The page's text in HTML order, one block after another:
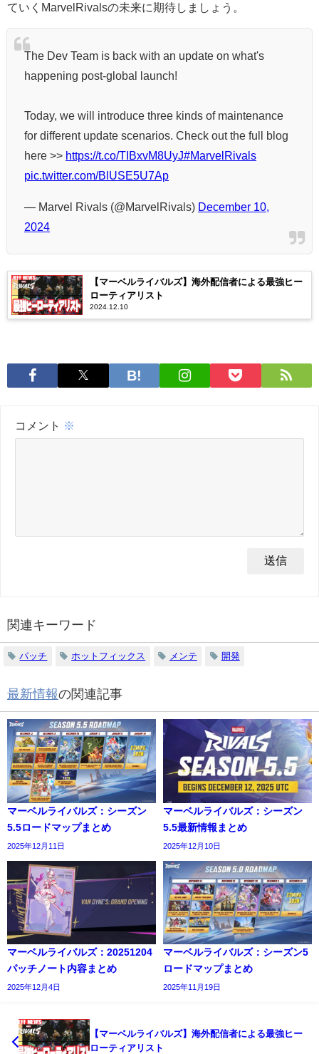
ていくMarvelRivalsの未来に期待しましょう。
The Dev Team is back with an update on what's
happening post-global launch!
Today, we will introduce three kinds of maintenance
for different update scenarios. Check out the full blog
here >> https://t.co/TIBxvM8UyJ#MarvelRivals
pic.twitter.com/BlUSE5U7Ap
— Marvel Rivals (@MarvelRivals) December 10,
2024
【マーベルライバルズ】海外配信者による最強ヒー
ローティアリスト
2024.12.10
コメント ※
関連キーワード
パッチ ホットフィックス メンテ 開発
最新情報の関連記事
マーベルライバルズ：シーズン
5.5ロードマップまとめ
2025年12月11日
マーベルライバルズ：シーズン
5.5最新情報まとめ
2025年12月10日
マーベルライバルズ：20251204
パッチノート内容まとめ
2025年12月4日
マーベルライバルズ：シーズン5
ロードマップまとめ
2025年11月19日
【マーベルライバルズ】海外配信者による最強ヒー
ローティアリスト